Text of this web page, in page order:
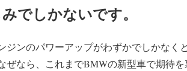
でしかないです。
ジンのパワーアップがわずかでしかなく
ぜなら、これまでBMWの新型車で期待